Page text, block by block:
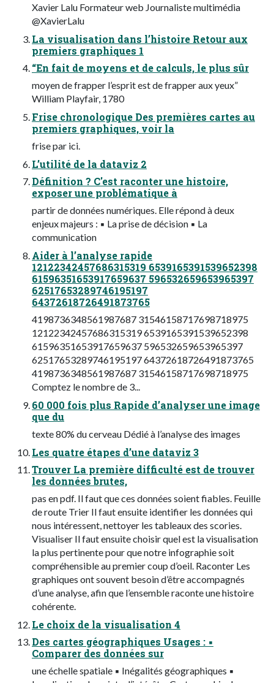
Xavier Lalu Formateur web Journaliste multimédia
@XavierLalu
La visualisation dans l’histoire Retour aux
premiers graphiques 1
“En fait de moyens et de calculs, le plus sûr
moyen de frapper l’esprit est de frapper aux yeux”
William Playfair, 1780
Frise chronologique Des premières cartes au
premiers graphiques, voir la
frise par ici.
L’utilité de la dataviz 2
Définition ? C'est raconter une histoire,
exposer une problématique à
partir de données numériques. Elle répond à deux
enjeux majeurs : ▪ La prise de décision ▪ La
communication
Aider à l’analyse rapide
12122342457686315319 6539165391539652398
61596351653917659637 596532659653965397
62517653289746195197
64372618726491873765
4198736348561987687 31546158717698718975
12122342457686315319 6539165391539652398
61596351653917659637 596532659653965397
62517653289746195197 64372618726491873765
4198736348561987687 31546158717698718975
Comptez le nombre de 3...
60 000 fois plus Rapide d’analyser une image
que du
texte 80% du cerveau Dédié à l’analyse des images
Les quatre étapes d’une dataviz 3
Trouver La première difficulté est de trouver
les données brutes,
pas en pdf. Il faut que ces données soient fiables. Feuille
de route Trier Il faut ensuite identifier les données qui
nous intéressent, nettoyer les tableaux des scories.
Visualiser Il faut ensuite choisir quel est la visualisation
la plus pertinente pour que notre infographie soit
compréhensible au premier coup d’oeil. Raconter Les
graphiques ont souvent besoin d’être accompagnés
d’une analyse, afin que l’ensemble raconte une histoire
cohérente.
Le choix de la visualisation 4
Des cartes géographiques Usages : ▪
Comparer des données sur
une échelle spatiale ▪ Inégalités géographiques ▪